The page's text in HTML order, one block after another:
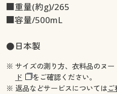
■重量(約g)/265
■容量/500mL
●日本製
※ サイズの測り方、衣料品のヌー
ド
をご確認ください。
※ 返品などサービスについてはご